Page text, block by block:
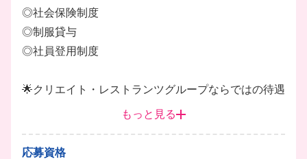
◎社会保険制度
◎制服貸与
◎社員登用制度
🌟クリエイト・レストランツグループならではの待遇
ポイント
もっと見る
応募資格